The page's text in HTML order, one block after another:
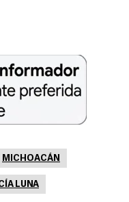
MICHOACÁN
LUNA